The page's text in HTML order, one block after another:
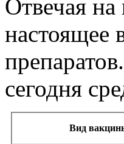
Отвечая
настоящее
сегодня
Вид